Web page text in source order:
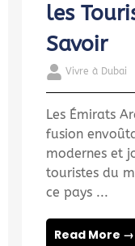
les
Savoir
Vivre à Dubai
Les Émirats
fusion
modernes et
touristes du
ce pays ...
Read More →